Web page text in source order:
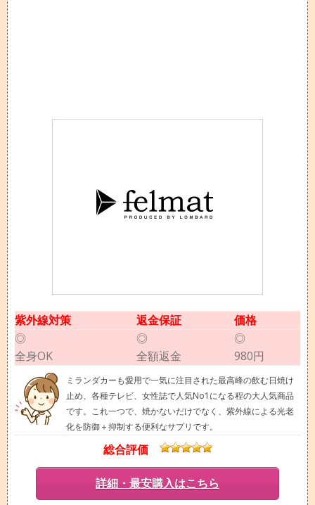
紫外線対策 返金保証
価格
◎
全身OK
◎
全額返金
◎
980円
ミランダカーも愛用で一気に注目された最高峰の飲む日焼け
止め、各種テレビ、女性誌で人気No1になる程の大人気商品
です。これ一つで、焼かないだけでなく、紫外線による光老
化を防御＋抑制する便利なサプリです。
総合評価
詳細・最安購入はこちら